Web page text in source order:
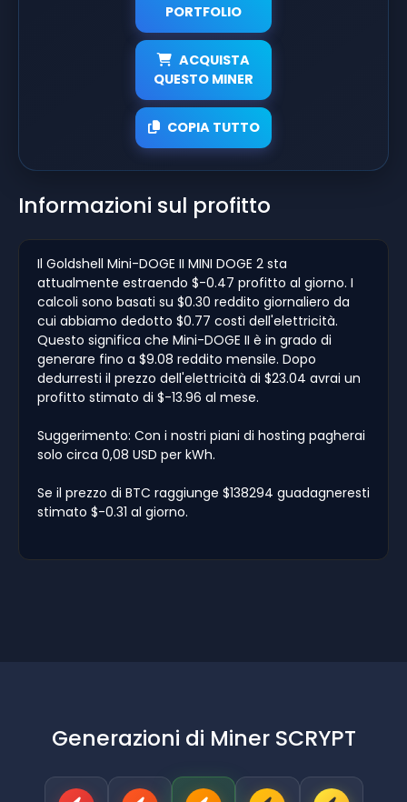
PORTFOLIO
ACQUISTA
QUESTO MINER
COPIA TUTTO
Informazioni sul profitto
Il Goldshell Mini-DOGE II MINI DOGE 2 sta
attualmente estraendo $-0.47 profitto al giorno. I
calcoli sono basati su $0.30 reddito giornaliero da
cui abbiamo dedotto $0.77 costi dell'elettricità.
Questo significa che Mini-DOGE II è in grado di
generare fino a $9.08 reddito mensile. Dopo
dedurresti il prezzo dell'elettricità di $23.04 avrai un
profitto stimato di $-13.96 al mese.
Suggerimento: Con i nostri piani di hosting pagherai
solo circa 0,08 USD per kWh.
Se il prezzo di BTC raggiunge $138294 guadagneresti
stimato $-0.31 al giorno.
Generazioni di Miner SCRYPT